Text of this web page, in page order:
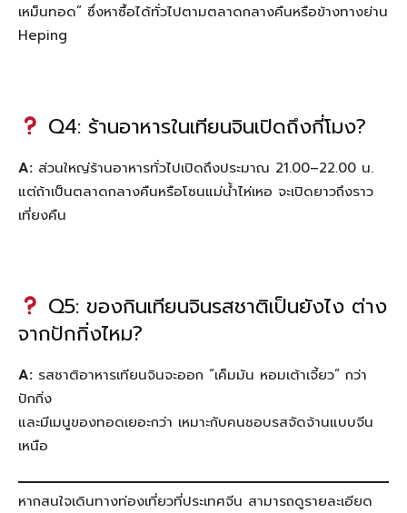
เหม็นทอด” ซึ่งหาซื้อได้ทั่วไปตามตลาดกลางคืนหรือข้างทางย่าน
Heping
Q4: ร้านอาหารในเทียนจินเปิดถึงกี่โมง?
A: ส่วนใหญ่ร้านอาหารทั่วไปเปิดถึงประมาณ 21.00–22.00 น.
แต่ถ้าเป็นตลาดกลางคืนหรือโซนแม่น้ำไห่เหอ จะเปิดยาวถึงราว
เที่ยงคืน
Q5: ของกินเทียนจินรสชาติเป็นยังไง ต่าง
จากปักกิ่งไหม?
A: รสชาติอาหารเทียนจินจะออก “เค็มมัน หอมเต้าเจี้ยว” กว่า
ปักกิ่ง
และมีเมนูของทอดเยอะกว่า เหมาะกับคนชอบรสจัดจ้านแบบจีน
เหนือ
หากสนใจเดินทางท่องเที่ยวที่ประเทศจีน สามารถดูรายละเอียด